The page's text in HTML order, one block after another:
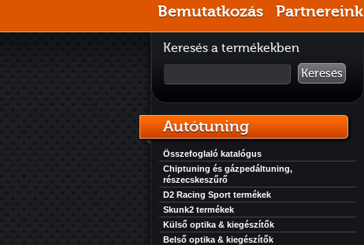
Bemutatkozás Partnereink
Keresés a termékekben
Keresés
Autótuning
Összefoglaló katalógus
Chiptuning és gázpedáltuning,
részecskeszűrő
D2 Racing Sport termékek
Skunk2 termékek
Külső optika & kiegészítők
Belső optika & kiegészítők